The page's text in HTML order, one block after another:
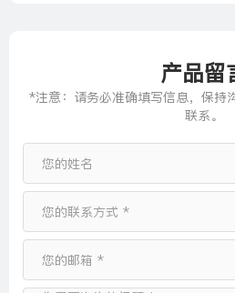
产品留
*注意：请务必准确填写信息，保持
联系。